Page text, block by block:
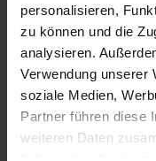
personalisieren,
zu können und die
analysieren.
Verwendung unserer
soziale Medien,
Partner führen diese
weiteren Daten
Tüm fiyat
üzerinde